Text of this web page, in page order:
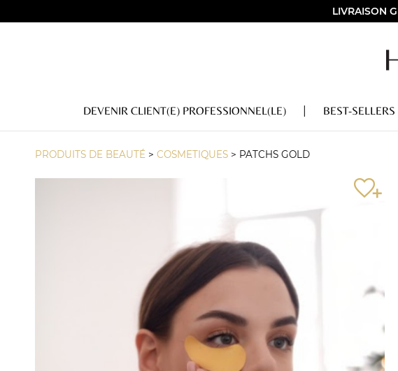
LIVRAISON
DEVENIR CLIENT(E) PROFESSIONNEL(LE) BEST-SELLERS
PRODUITS DE BEAUTÉ > COSMETIQUES> PATCHS GOLD